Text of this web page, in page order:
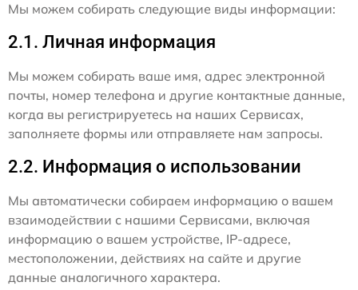
Мы можем собирать следующие виды информации:
2.1. Личная информация
Мы можем собирать ваше имя, адрес электронной
почты, номер телефона и другие контактные данные,
когда вы регистрируетесь на наших Сервисах,
заполняете формы или отправляете нам запросы.
2.2. Информация о использовании
Мы автоматически собираем информацию о вашем
взаимодействии с нашими Сервисами, включая
информацию о вашем устройстве, IP-адресе,
местоположении, действиях на сайте и другие
данные аналогичного характера.